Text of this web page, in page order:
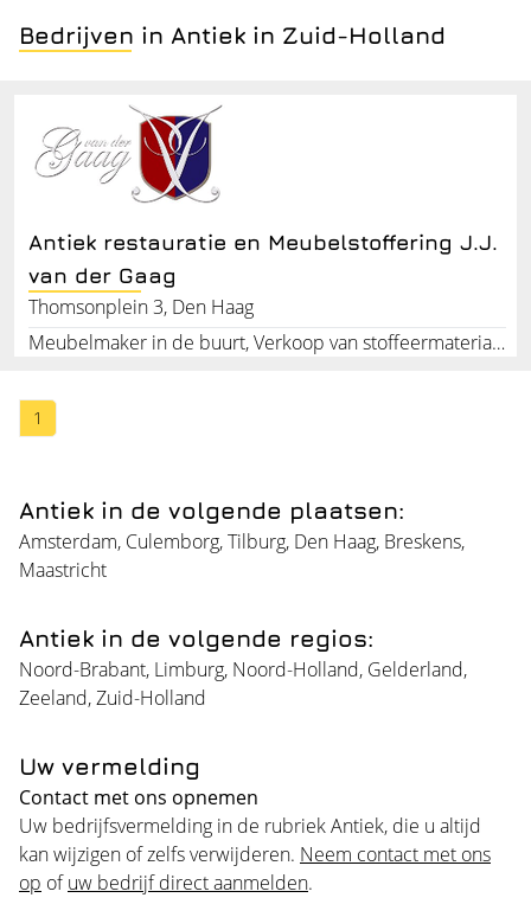
Bedrijven in Antiek in Zuid-Holland
Antiek restauratie en Meubelstoffering J.J.
van der Gaag
Thomsonplein 3, Den Haag
Meubelmaker in de buurt, Verkoop van stoffeermaterialen, Stoffeerder, Cursus voor meubelstoffering, Meubels opnieuw bekleden, Restaureren antieke meubelen, Specialist in meubelrestauratie, Inbouwkast op maat, Cursus meubelrestauratie, Antiek restaurateur
1
Antiek in de volgende plaatsen:
Amsterdam, Culemborg,Tilburg, Den Haag, Breskens,
Maastricht
Antiek in de volgende regios:
Noord-Brabant, Limburg, Noord-Holland, Gelderland,
Zeeland,Zuid-Holland
Uw vermelding
Contact met ons opnemen
Uw bedrijfsvermelding in de rubriek Antiek, die u altijd
kan wijzigen of zelfs verwijderen. Neem contact met ons
op ofuw bedrijf direct aanmelden.